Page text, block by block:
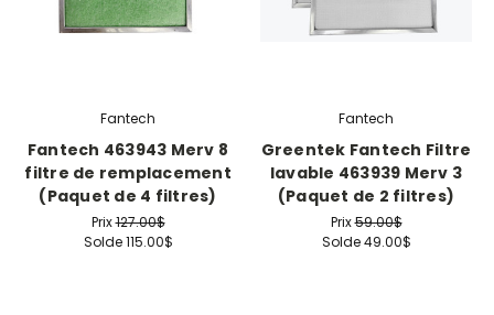
Fantech
Fantech 463943 Merv 8
filtre de remplacement
(Paquet de 4 filtres)
Prix127.00$
Solde115.00$
Fantech
Greentek Fantech Filtre
lavable 463939 Merv 3
(Paquet de 2 filtres)
Prix59.00$
Solde49.00$